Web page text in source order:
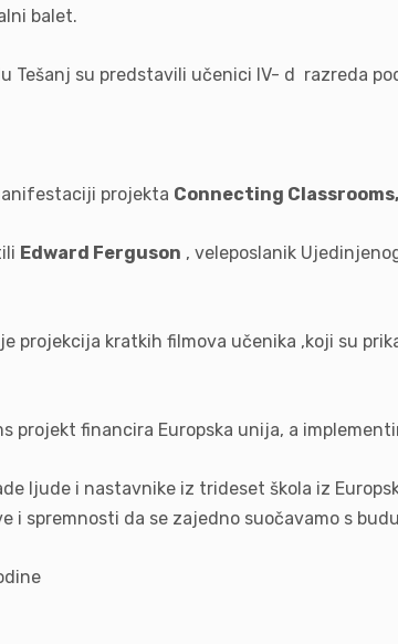
balet.
Tešanj su predstavili učenici IV- d razreda
projekta Connecting Classrooms,
Edward Ferguson , veleposlanik
je projekcija kratkih filmova učenika ,koji su
projekt financira Europska unija, a
ljude i nastavnike iz trideset škola iz
i spremnosti da se zajedno suočavamo s